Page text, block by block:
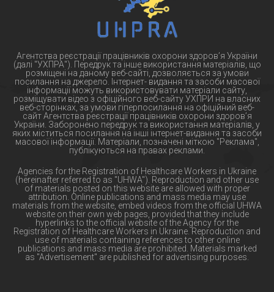
Агентства реєстрації працівників охорони здоров’я України
(далі "УХПРА"). Передрук та інше використання матеріалів, що
розміщені на даному веб-сайті, дозволяється за умови
посилання на джерело. Інтернет- видання та засоби масової
інформації можуть використовувати матеріали сайту,
розміщувати відео з офіційного веб-сайту УХПРИ на власних
веб-сторінках, за умови гіперпосилання на офіційний веб-
сайт Агентства реєстрації працівників охорони здоров’я
України. Заборонено передрук та використання матеріалів, у
яких міститься посилання на інші інтернет-видання та засоби
масової інформації. Матеріали, позначені міткою "Реклама",
публікуються на правах реклами.
Agencies for the Registration of Healthcare Workers in Ukraine
(hereinafter referred to as "UHWA"). Reproduction and other use
of materials posted on this website are allowed with proper
attribution. Online publications and mass media may use
materials from the website, embed videos from the official UHWA
website on their own web pages, provided that they include
hyperlinks to the official website of the Agency for the
Registration of Healthcare Workers in Ukraine. Reproduction and
use of materials containing references to other online
publications and mass media are prohibited. Materials marked
as "Advertisement" are published for advertising purposes.